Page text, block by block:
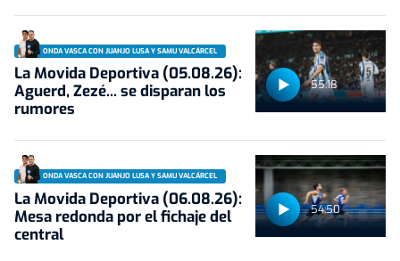
55:18
ONDA VASCA CON JUANJO LUSA Y SAMU VALCÁRCEL
La Movida Deportiva (05.08.26):
Aguerd, Zezé... se disparan los
rumores
54:50
ONDA VASCA CON JUANJO LUSA Y SAMU VALCÁRCEL
La Movida Deportiva (06.08.26):
Mesa redonda por el fichaje del
central